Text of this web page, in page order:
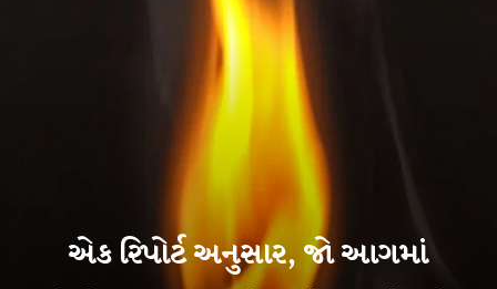
એક રિપોર્ટ અનુસાર, જો આગમાં